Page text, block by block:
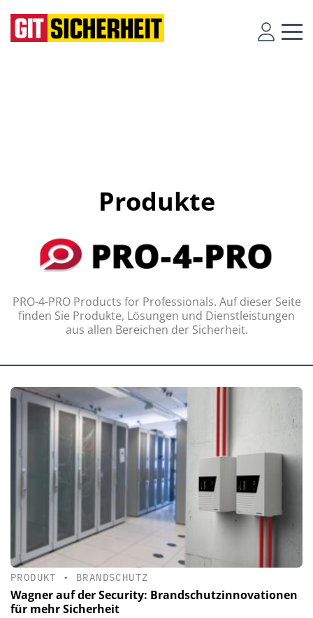
Produkte
PRO-4-PRO Products for Professionals. Auf dieser Seite
finden Sie Produkte, Lösungen und Dienstleistungen
aus allen Bereichen der Sicherheit.
PRODUKT • BRANDSCHUTZ
Wagner auf der Security: Brandschutzinnovationen
für mehr Sicherheit